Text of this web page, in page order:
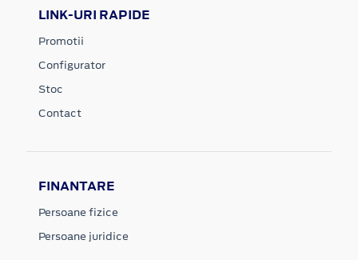
LINK-URI RAPIDE
Promotii
Configurator
Stoc
Contact
FINANTARE
Persoane fizice
Persoane juridice